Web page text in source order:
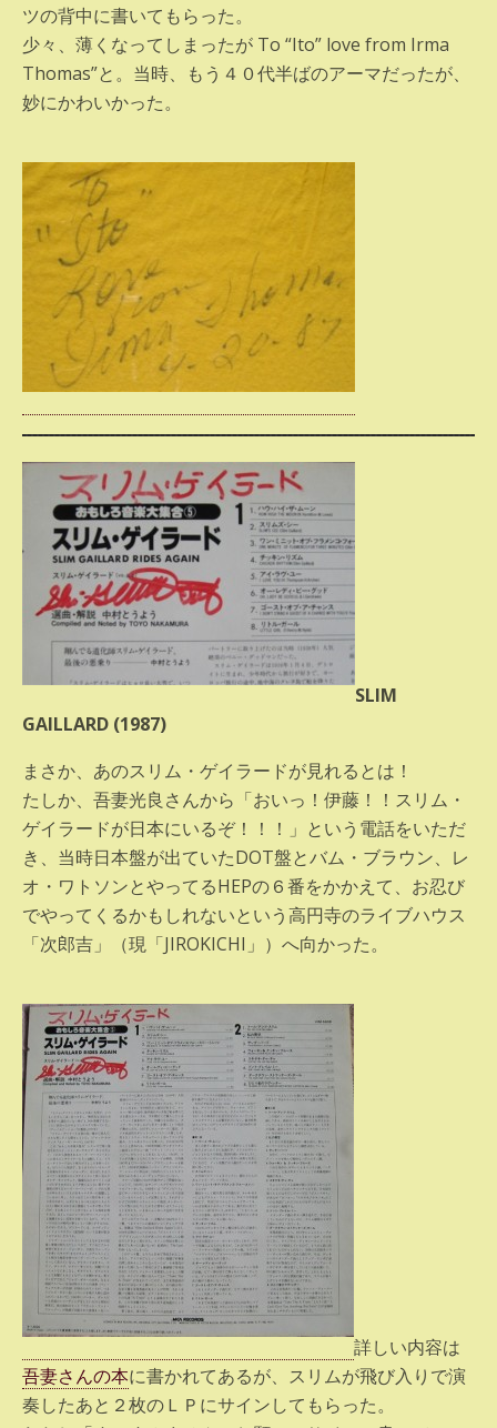
ツの背中に書いてもらった。
少々、薄くなってしまったが To “Ito” love from Irma
Thomas”と。当時、もう４０代半ばのアーマだったが、
妙にかわいかった。
SLIM
GAILLARD (1987)
まさか、あのスリム・ゲイラードが見れるとは！
たしか、吾妻光良さんから「おいっ！伊藤！！スリム・
ゲイラードが日本にいるぞ！！！」という電話をいただ
き、当時日本盤が出ていたDOT盤とバム・ブラウン、レ
オ・ワトソンとやってるHEPの６番をかかえて、お忍び
でやってくるかもしれないという高円寺のライブハウス
「次郎吉」（現「JIROKICHI」）へ向かった。
詳しい内容は
吾妻さんの本に書かれてあるが、スリムが飛び入りで演
奏したあと２枚のＬＰにサインしてもらった。